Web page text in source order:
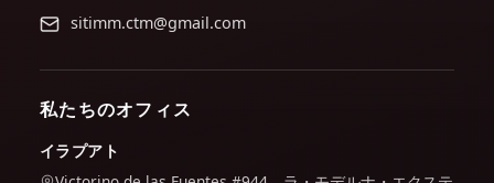
sitimm.ctm@gmail.com
私たちのオフィス
イラプアト